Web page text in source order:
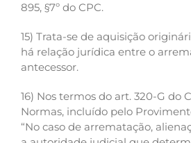
895, §7º do CPC.
15) Trata-se de aquisição
há relação jurídica entre o
antecessor.
16) Nos termos do art. 320-G do
Normas, incluído pelo
“No caso de arrematação,